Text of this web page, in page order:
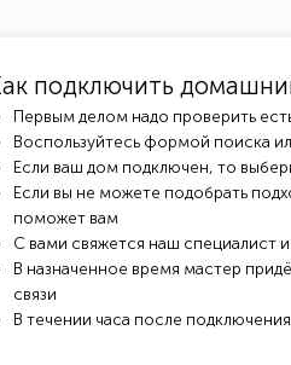
подключить
Первым делом надо проверить
Воспользуйтесь формой поиска
Если ваш дом подключен, то
Если вы не можете подобрать
поможет вам
С вами свяжется наш специалист
В назначенное время мастер
связи
В течении часа после